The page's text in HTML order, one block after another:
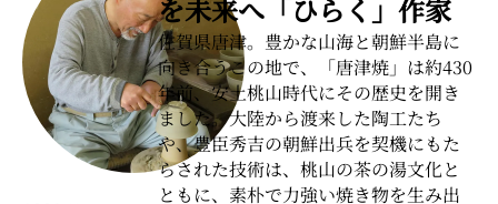
を未来へ「ひらく」作家
佐賀県唐津。豊かな山海と朝鮮半島に
向き合うこの地で、「唐津焼」は約430
年前、安土桃山時代にその歴史を開き
ました。大陸から渡来した陶工たち
や、豊臣秀吉の朝鮮出兵を契機にもた
らされた技術は、桃山の茶の湯文化と
ともに、素朴で力強い焼き物を生み出